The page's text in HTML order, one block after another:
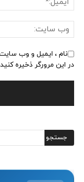
نام ، ایمیل و وب سایت
در این مرورگر ذخیره